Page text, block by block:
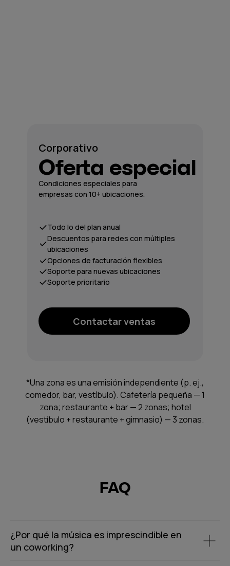
*Una zona es una emisión independiente (p. ej.,
comedor, bar, vestíbulo). Cafetería pequeña — 1
zona; restaurante + bar — 2 zonas; hotel
(vestíbulo + restaurante + gimnasio) — 3 zonas.
Corporativo
Oferta especial
Condiciones especiales para
empresas con 10+ ubicaciones.
Contactar ventas
Todo lo del plan anual
Descuentos para redes con múltiples
ubicaciones
Opciones de facturación flexibles
Soporte para nuevas ubicaciones
Soporte prioritario
FAQ
¿Por qué la música es imprescindible en
un coworking?